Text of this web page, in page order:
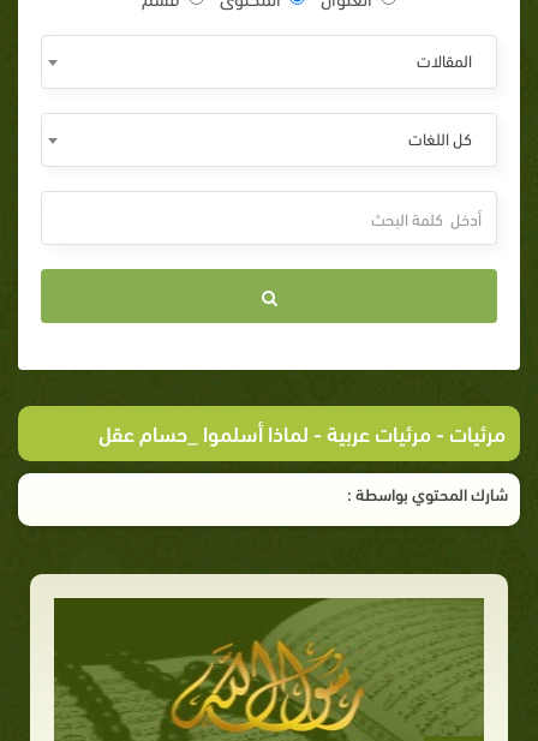
المقالات
كل اللغات
مرئيات -مرئيات عربية- لماذا أسلموا _حسام عقل
شارك المحتوي بواسطة :